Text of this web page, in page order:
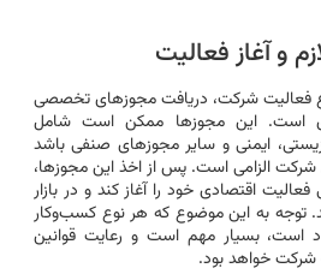
و آغاز فعالیت
فعالیت شرکت، دریافت مجوزهای تخصصی
است. این مجوزها ممکن است شامل
ایمنی و سایر مجوزهای صنفی باشد
الزامی است. پس از اخذ این مجوزها،
اقتصادی خود را آغاز کند و در بازار
توجه به این موضوع که هر نوع کسب‌وکار
است، بسیار مهم است و رعایت قوانین
خواهد بود.